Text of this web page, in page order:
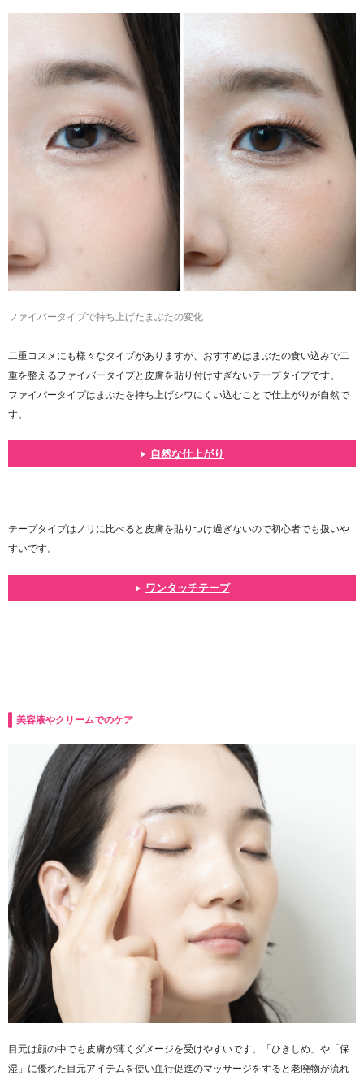
ファイバータイプで持ち上げたまぶたの変化
二重コスメにも様々なタイプがありますが、おすすめはまぶたの食い込みで二
重を整えるファイバータイプと皮膚を貼り付けすぎないテープタイプです。
ファイバータイプはまぶたを持ち上げシワにくい込むことで仕上がりが自然で
す。
自然な仕上がり
テープタイプはノリに比べると皮膚を貼りつけ過ぎないので初心者でも扱いや
すいです。
ワンタッチテープ
美容液やクリームでのケア
目元は顔の中でも皮膚が薄くダメージを受けやすいです。「ひきしめ」や「保
湿」に優れた目元アイテムを使い血行促進のマッサージをすると老廃物が流れ